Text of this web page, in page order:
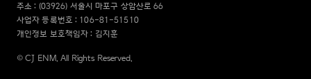
주소 : (03926) 서울시 마포구 상암산로 66
사업자 등록번호 : 106-81-51510
개인정보 보호책임자 : 김지훈
© CJ ENM. All Rights Reserved.